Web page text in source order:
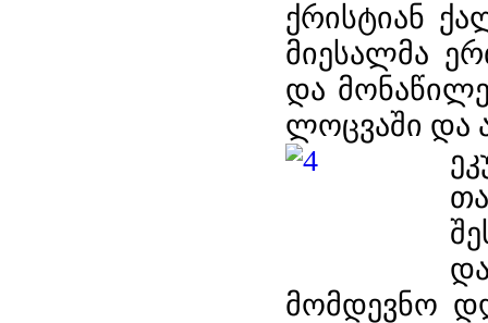
ქრისტიან
მიესალმა
და
ლოცვაში და
მომდევნო